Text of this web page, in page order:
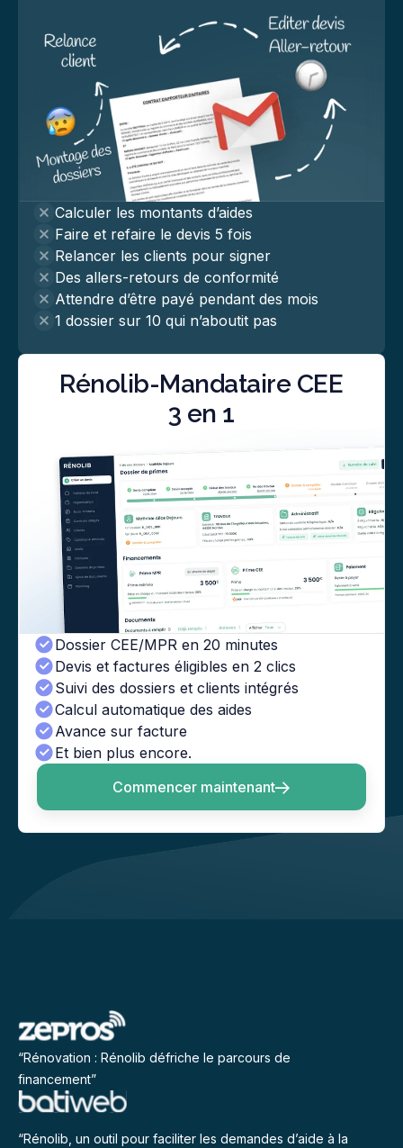
Calculer les montants d’aides
Faire et refaire le devis 5 fois
Relancer les clients pour signer
Des allers-retours de conformité
Attendre d’être payé pendant des mois
1 dossier sur 10 qui n’aboutit pas
Rénolib-Mandataire CEE
3 en 1
Dossier CEE/MPR en 20 minutes
Devis et factures éligibles en 2 clics
Suivi des dossiers et clients intégrés
Calcul automatique des aides
Avance sur facture
Et bien plus encore.
Commencer maintenant
“Rénovation : Rénolib défriche le parcours de
financement”
“Rénolib, un outil pour faciliter les demandes d’aide à la